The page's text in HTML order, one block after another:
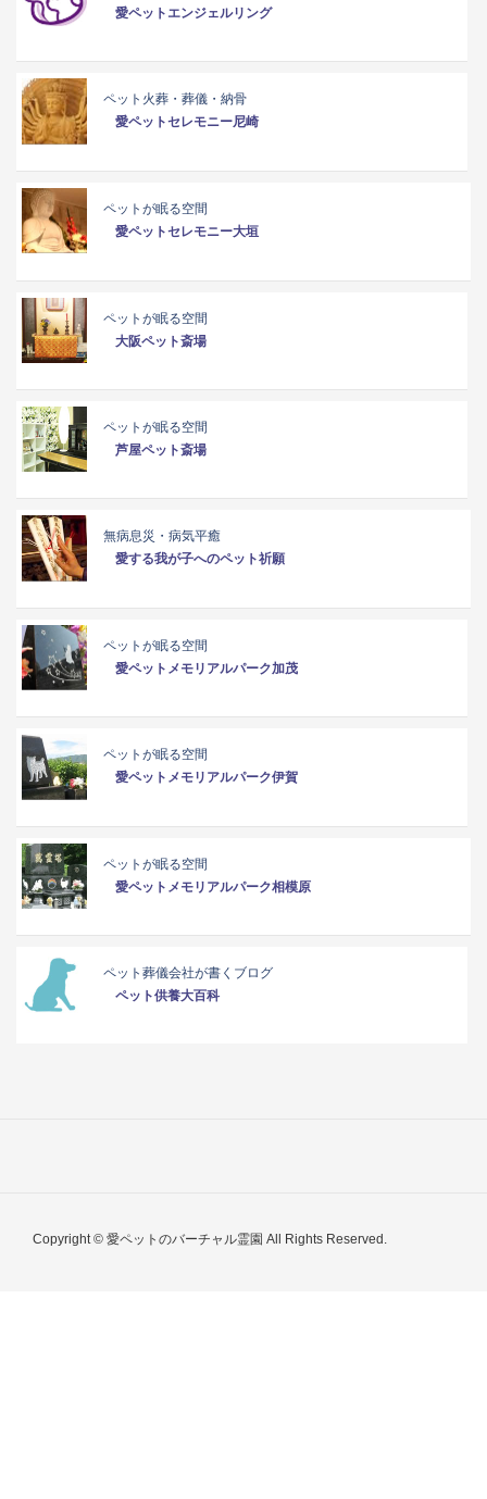
愛ペットエンジェルリング
ペット火葬・葬儀・納骨
愛ペットセレモニー尼崎
ペットが眠る空間
愛ペットセレモニー大垣
ペットが眠る空間
大阪ペット斎場
ペットが眠る空間
芦屋ペット斎場
無病息災・病気平癒
愛する我が子へのペット祈願
ペットが眠る空間
愛ペットメモリアルパーク加茂
ペットが眠る空間
愛ペットメモリアルパーク伊賀
ペットが眠る空間
愛ペットメモリアルパーク相模原
ペット葬儀会社が書くブログ
ペット供養大百科
Copyright © 愛ペットのバーチャル霊園 All Rights Reserved.